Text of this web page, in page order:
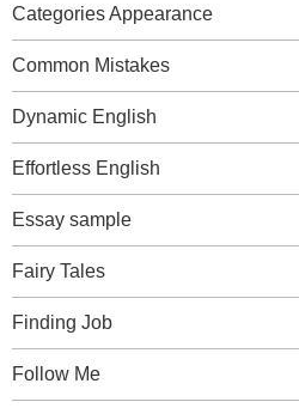
Categories Appearance
Common Mistakes
Dynamic English
Effortless English
Essay sample
Fairy Tales
Finding Job
Follow Me